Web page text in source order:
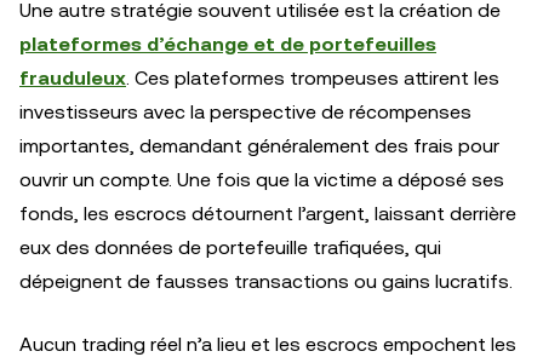
Une autre stratégie souvent utilisée est la création de
plateformes d’échange et de portefeuilles
frauduleux. Ces plateformes trompeuses attirent les
investisseurs avec la perspective de récompenses
importantes, demandant généralement des frais pour
ouvrir un compte. Une fois que la victime a déposé ses
fonds, les escrocs détournent l’argent, laissant derrière
eux des données de portefeuille trafiquées, qui
dépeignent de fausses transactions ou gains lucratifs.
Aucun trading réel n’a lieu et les escrocs empochent les